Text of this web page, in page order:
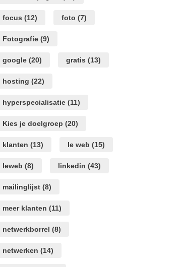
focus (12) foto (7)
Fotografie (9)
google (20) gratis (13)
hosting (22)
hyperspecialisatie (11)
Kies je doelgroep (20)
klanten (13) le web (15)
leweb (8) linkedin (43)
mailinglijst (8)
meer klanten (11)
netwerkborrel (8)
netwerken (14)